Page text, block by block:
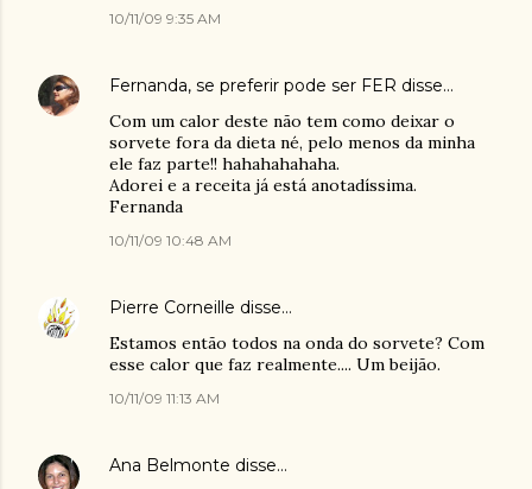
10/11/09 9:35 AM
Fernanda, se preferir pode ser FER disse…
Com um calor deste não tem como deixar o
sorvete fora da dieta né, pelo menos da minha
ele faz parte!! hahahahahaha.
Adorei e a receita já está anotadíssima.
Fernanda
10/11/09 10:48 AM
Pierre Corneille disse…
Estamos então todos na onda do sorvete? Com
esse calor que faz realmente.... Um beijão.
10/11/09 11:13 AM
Ana Belmonte disse…